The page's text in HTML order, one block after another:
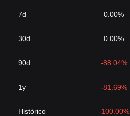
7d 0.00%
30d 0.00%
90d -88.04%
1y -81.69%
Histórico -100.00%